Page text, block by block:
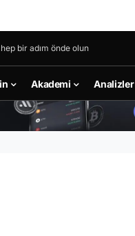
bir adım önde olun
Akademi Analizler